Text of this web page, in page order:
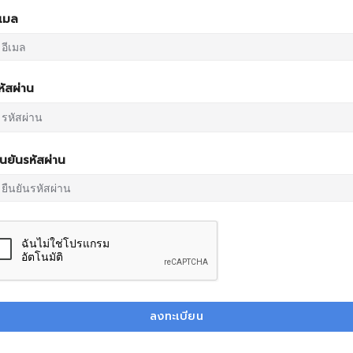
มล
สผ่าน
ยันรหัสผ่าน
ลงทะเบียน